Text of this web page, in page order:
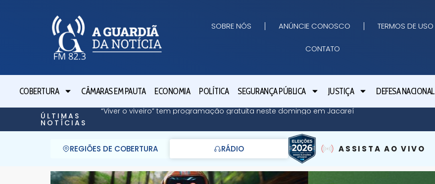
SOBRE NÓS ANÚNCIE CONOSCO TERMOS DE USO
CONTATO
COBERTURA CÂMARAS EM PAUTA ECONOMIA POLÍTICA SEGURANÇA PÚBLICA JUSTIÇA DEFESA NACIONAL
ÚLTIMAS
NOTÍCIAS
“Viver o viveiro” tem programação gratuita neste domingo em Jacareí
REGIÕES DE COBERTURA RÁDIO ASSISTA AO VIVO